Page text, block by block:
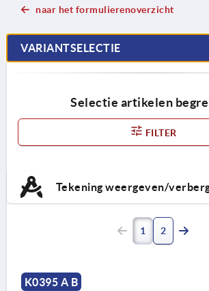
naar het formulierenoverzicht
VARIANTSELECTIE
Selectie artikelen
FILTER
Tekening weergeven/
1 2
K0395 A B